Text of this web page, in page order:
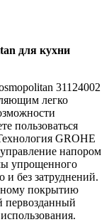
для кухни
31124002
легко
пользоваться
GROHE
напором
упрощенного
и без затруднений.
покрытию
первозданный